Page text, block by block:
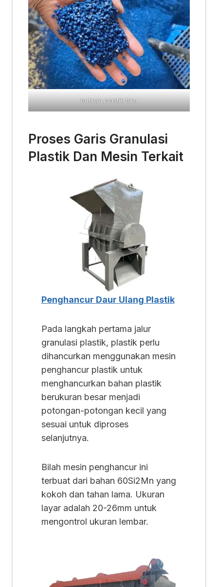
butiran plastik biru
Proses Garis Granulasi
Plastik Dan Mesin Terkait
Penghancur Daur Ulang Plastik
Pada langkah pertama jalur
granulasi plastik, plastik perlu
dihancurkan menggunakan mesin
penghancur plastik untuk
menghancurkan bahan plastik
berukuran besar menjadi
potongan-potongan kecil yang
sesuai untuk diproses
selanjutnya.
Bilah mesin penghancur ini
terbuat dari bahan 60Si2Mn yang
kokoh dan tahan lama. Ukuran
layar adalah 20-26mm untuk
mengontrol ukuran lembar.